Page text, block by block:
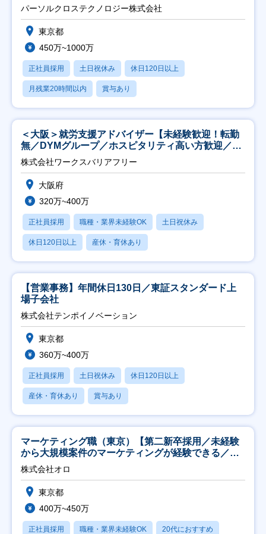
パーソルクロステクノロジー株式会社
東京都
450万~1000万
正社員採用 土日祝休み 休日120日以上
月残業20時間以内 賞与あり
＜大阪＞就労支援アドバイザー【未経験歓迎！転勤
無／DYMグループ／ホスピタリティ高い方歓迎／土
日祝】
株式会社ワークスバリアフリー
大阪府
320万~400万
正社員採用 職種・業界未経験OK 土日祝休み
休日120日以上 産休・育休あり
【営業事務】年間休日130日／東証スタンダード上
場子会社
株式会社テンポイノベーション
東京都
360万~400万
正社員採用 土日祝休み 休日120日以上
産休・育休あり 賞与あり
マーケティング職（東京）【第二新卒採用／未経験
から大規模案件のマーケティングが経験できる／研
修充実】
株式会社オロ
東京都
400万~450万
正社員採用 職種・業界未経験OK 20代におすすめ